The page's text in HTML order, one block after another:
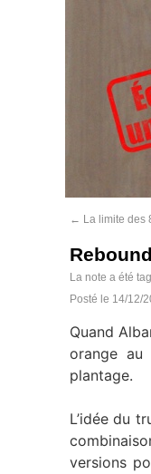
← La limite des
La note a été
Posté le 14/12/
Quand
orange au
plantage.
L’idée du
versions